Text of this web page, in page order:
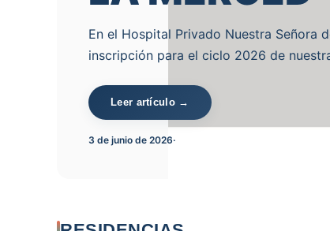
En el Hospital Privado Nuestra Señora
inscripción para el ciclo 2026 de
Leer artículo →
3 de junio de 2026·